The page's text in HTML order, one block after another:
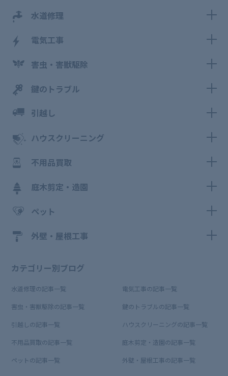
水道修理
電気工事
害虫・害獣駆除
鍵のトラブル
引越し
ハウスクリーニング
不用品買取
庭木剪定・造園
ペット
外壁・屋根工事
カテゴリー別ブログ
水道修理の記事一覧 電気工事の記事一覧
害虫・害獣駆除の記事一覧 鍵のトラブルの記事一覧
引越しの記事一覧 ハウスクリーニングの記事一覧
不用品買取の記事一覧 庭木剪定・造園の記事一覧
ペットの記事一覧 外壁・屋根工事の記事一覧